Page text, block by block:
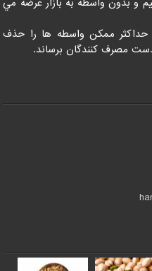
ممکن واسطه ها را حذف
مصرف کنندگان برساند.